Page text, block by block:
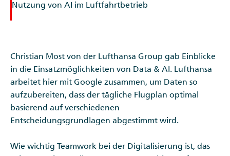
Nutzung von AI im Luftfahrtbetrieb
Christian Most von der Lufthansa Group gab Einblicke
in die Einsatzmöglichkeiten von Data & AI. Lufthansa
arbeitet hier mit Google zusammen, um Daten so
aufzubereiten, dass der tägliche Flugplan optimal
basierend auf verschiedenen
Entscheidungsgrundlagen abgestimmt wird.
Wie wichtig Teamwork bei der Digitalisierung ist, das